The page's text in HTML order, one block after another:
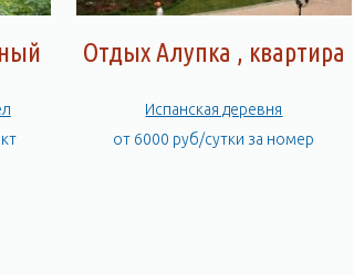
Отдых Алупка , квартира
Испанская деревня
от 6000 руб/сутки за номер